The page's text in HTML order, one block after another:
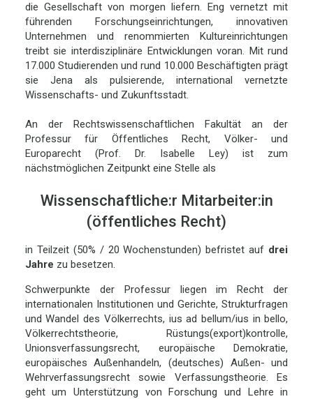
die Gesellschaft von morgen liefern. Eng vernetzt mit
führenden Forschungseinrichtungen, innovativen
Unternehmen und renommierten Kultureinrichtungen
treibt sie interdisziplinäre Entwicklungen voran. Mit rund
17.000 Studierenden und rund 10.000 Beschäftigten prägt
sie Jena als pulsierende, international vernetzte
Wissenschafts- und Zukunftsstadt.
An der Rechtswissenschaftlichen Fakultät an der
Professur für Öffentliches Recht, Völker- und
Europarecht (Prof. Dr. Isabelle Ley) ist zum
nächstmöglichen Zeitpunkt eine Stelle als
Wissenschaftliche:r Mitarbeiter:in
(öffentliches Recht)
in Teilzeit (50% / 20 Wochenstunden) befristet auf drei
Jahre zu besetzen.
Schwerpunkte der Professur liegen im Recht der
internationalen Institutionen und Gerichte, Strukturfragen
und Wandel des Völkerrechts, ius ad bellum/ius in bello,
Völkerrechtstheorie, Rüstungs(export)kontrolle,
Unionsverfassungsrecht, europäische Demokratie,
europäisches Außenhandeln, (deutsches) Außen- und
Wehrverfassungsrecht sowie Verfassungstheorie. Es
geht um Unterstützung von Forschung und Lehre in